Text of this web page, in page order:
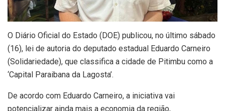
O Diário Oficial do Estado (DOE) publicou, no último sábado
(16), lei de autoria do deputado estadual Eduardo Carneiro
(Solidariedade), que classifica a cidade de Pitimbu como a
‘Capital Paraibana da Lagosta’.
De acordo com Eduardo Carneiro, a iniciativa vai
potencializar ainda mais a economia da região,